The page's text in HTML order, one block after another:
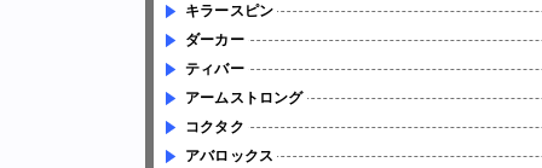
キラースピン
ダーカー
ティバー
アームストロング
コクタク
アバロックス